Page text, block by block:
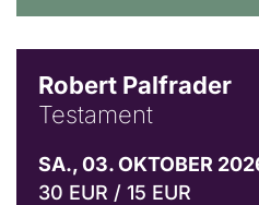
Robert Palfrader
Testament
SA., 03. OKTOBER
30 EUR / 15 EUR